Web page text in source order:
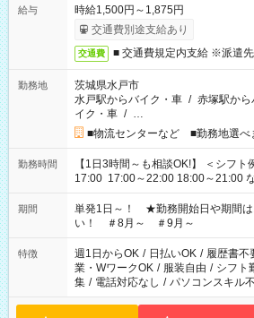
給与
時給1,500円～1,875円
交通費別途支給あり
交通費 ■ 交通費規定内支給 ※派遣
勤務地
茨城県水戸市
水戸駅からバイク・車 / 赤塚駅か
イク・車 / …
■物流センターなど ■勤務地選べ
勤務時間
【1日3時間～も相談OK!】 ＜シフト例＞ 9:00～12:00 12:00～
17:00 17:00～22:00 18:00～21:00 など こちら以外の時
お気軽にご相談ください！
期間
単発1日～！ ★勤務開始日や期間は
い！ ＃8月～ ＃9月～
特徴 週1日からOK / 日払いOK / 履歴書不
業・WワークOK / 服装自由 / シフト
集 / 電話対応なし / パソコンスキル